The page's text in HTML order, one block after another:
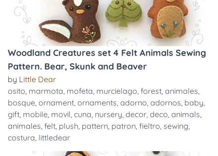
Woodland Creatures set 4 Felt Animals Sewing
Pattern. Bear, Skunk and Beaver
by Little Dear
osito, marmota, mofeta, murcielago, forest, animales,
bosque, ornament, ornaments, adorno, adornos, baby,
gift, mobile, movil, cuna, nursery, decor, deco, animals,
animales, felt, plush, pattern, patron, fieltro, sewing,
costura, littledear